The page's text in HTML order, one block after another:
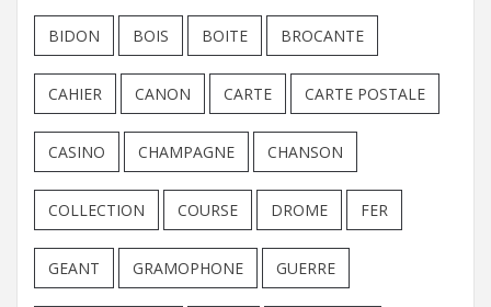
BIDON BOIS BOITE BROCANTE
CAHIER CANON CARTE CARTE POSTALE
CASINO CHAMPAGNE CHANSON
COLLECTION COURSE DROME FER
GEANT GRAMOPHONE GUERRE